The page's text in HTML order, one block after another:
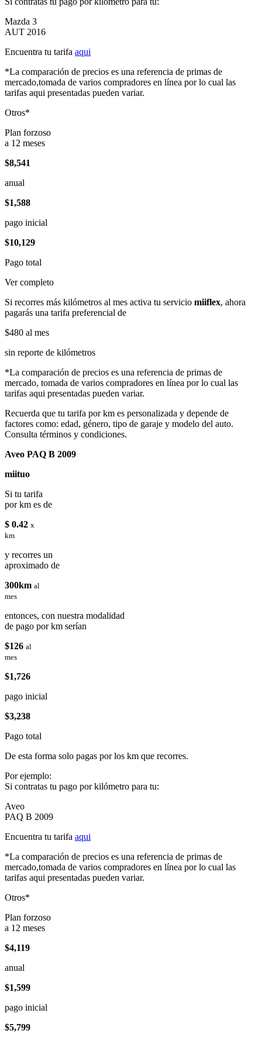
Mazda 3
AUT 2016
Encuentra tu tarifa aqui
*La comparación de precios es una referencia de primas de
mercado,tomada de varios compradores en línea por lo cual las
tarifas aqui presentadas pueden variar.
Otros*
Plan forzoso
a 12 meses
$8,541
anual
$1,588
pago inicial
$10,129
Pago total
Ver completo
Si recorres más kilómetros al mes activa tu servicio miiflex, ahora
pagarás una tarifa preferencial de
$480 al mes
sin reporte de kilómetros
*La comparación de precios es una referencia de primas de
mercado, tomada de varios compradores en línea por lo cual las
tarifas aqui presentadas pueden variar.
Recuerda que tu tarifa por km es personalizada y depende de
factores como: edad, género, tipo de garaje y modelo del auto.
Consulta términos y condiciones.
Aveo PAQ B 2009
miituo
Si tu tarifa
por km es de
$ 0.42 x
km
y recorres un
aproximado de
300km al
mes
entonces, con nuestra modalidad
de pago por km serían
$126 al
mes
$1,726
pago inicial
$3,238
Pago total
De esta forma solo pagas por los km que recorres.
Por ejemplo:
Si contratas tu pago por kilómetro para tu:
Aveo
PAQ B 2009
Encuentra tu tarifa aqui
*La comparación de precios es una referencia de primas de
mercado,tomada de varios compradores en línea por lo cual las
tarifas aqui presentadas pueden variar.
Otros*
Plan forzoso
a 12 meses
$4,119
anual
$1,599
pago inicial
$5,799